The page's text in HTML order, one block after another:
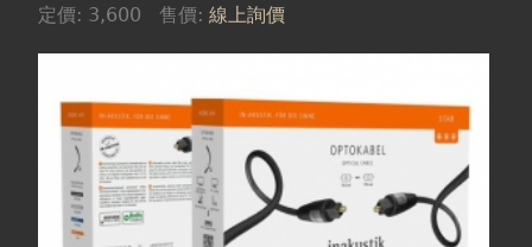
定價: 3,600 售價:線上詢價